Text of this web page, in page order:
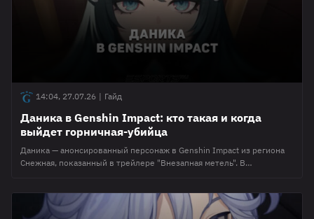
14:04, 27.07.26 | Гайд
Даника в Genshin Impact: кто такая и когда
выйдет горничная-убийца
Даника — анонсированный персонаж в Genshin Impact из региона
Снежная, показанный в трейлере "Внезапная метель". В
этом материале редакция Esports.ru собрала всю имеющуюся
информацию о персонаже Даника в Genshin Impact и в дальнейшем